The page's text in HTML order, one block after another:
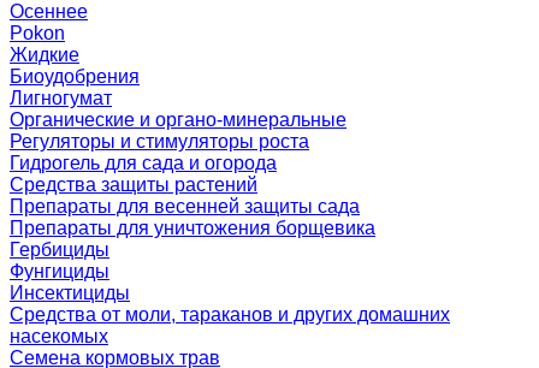
Осеннее
Pokon
Жидкие
Биоудобрения
Лигногумат
Органические и органо-минеральные
Регуляторы и стимуляторы роста
Гидрогель для сада и огорода
Средства защиты растений
Препараты для весенней защиты сада
Препараты для уничтожения борщевика
Гербициды
Фунгициды
Инсектициды
Средства от моли, тараканов и других домашних
насекомых
Семена кормовых трав